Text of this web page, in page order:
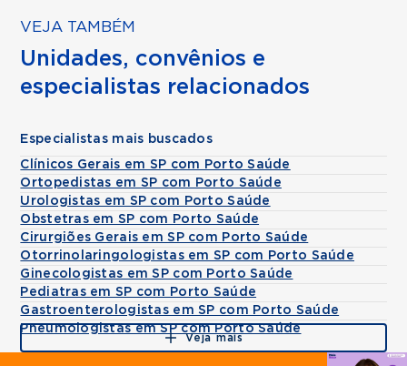
VEJA TAMBÉM
Unidades, convênios e
especialistas relacionados
Especialistas mais buscados
Clínicos Gerais em SP com Porto Saúde
Ortopedistas em SP com Porto Saúde
Urologistas em SP com Porto Saúde
Obstetras em SP com Porto Saúde
Cirurgiões Gerais em SP com Porto Saúde
Otorrinolaringologistas em SP com Porto Saúde
Ginecologistas em SP com Porto Saúde
Pediatras em SP com Porto Saúde
Gastroenterologistas em SP com Porto Saúde
Pneumologistas em SP com Porto Saúde
Veja mais